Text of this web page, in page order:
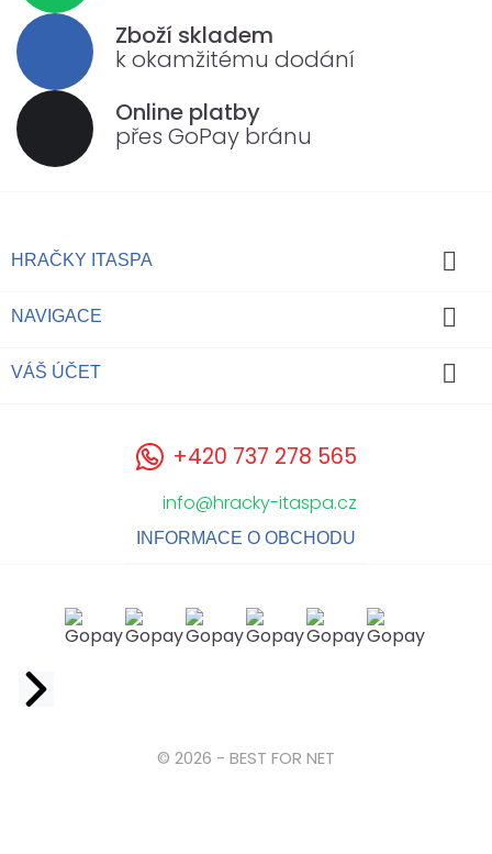
Zboží skladem
k okamžitému dodání
Online platby
přes GoPay bránu
HRAČKY ITASPA 
NAVIGACE 
VÁŠ ÚČET 
+420 737 278 565
info@hracky-itaspa.cz
INFORMACE O OBCHODU
© 2026 - BEST FOR NET